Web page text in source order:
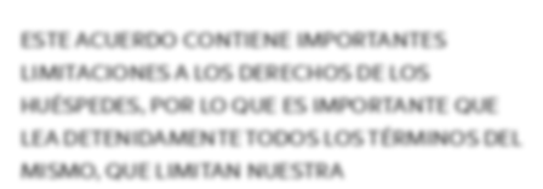
ESTE ACUERDO CONTIENE IMPORTANTES
LIMITACIONES A LOS DERECHOS DE LOS
HUÉSPEDES, POR LO QUE ES IMPORTANTE QUE
LEA DETENIDAMENTE TODOS LOS TÉRMINOS DEL
MISMO, QUE LIMITAN NUESTRA